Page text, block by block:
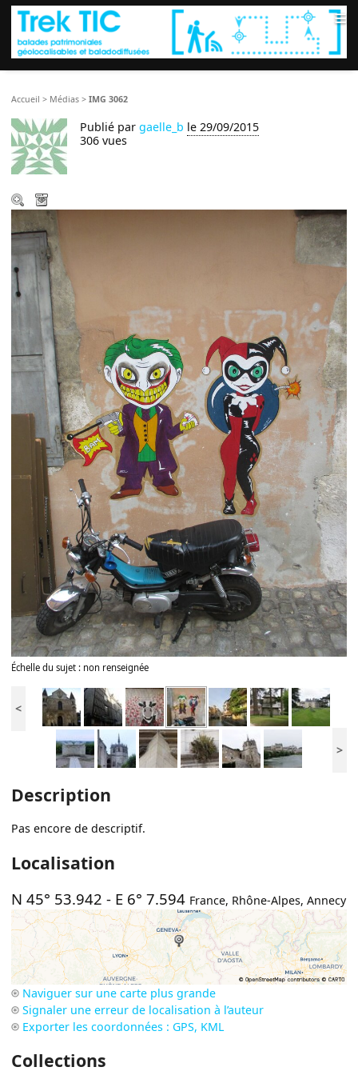
≡
Accueil > Médias >IMG 3062
Publié pargaelle_b le 29/09/2015
306 vues
Échelle du sujet : non renseignée
<
>
Description
Pas encore de descriptif.
Localisation
N 45° 53.942 - E 6° 7.594 France, Rhône-Alpes,Annecy
Naviguer sur une carte plus grande
Signaler une erreur de localisation à l’auteur
Exporter les coordonnées : GPS, KML
Collections